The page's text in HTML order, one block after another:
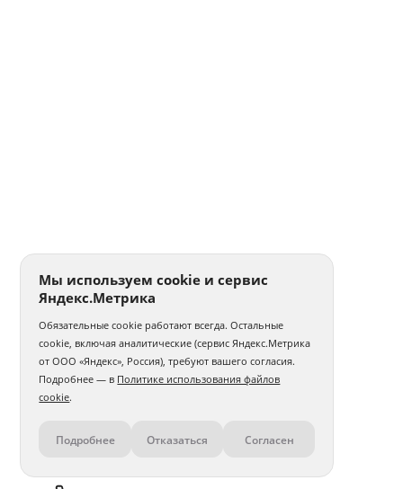
Контакты
Мы используем cookie и сервис
Яндекс.Метрика
Обязательные cookie работают всегда. Остальные
cookie, включая аналитические (сервис Яндекс.Метрика
от ООО «Яндекс», Россия), требуют вашего согласия.
Подробнее — в Политике использования файлов
cookie.
Подробнее Отказаться Согласен